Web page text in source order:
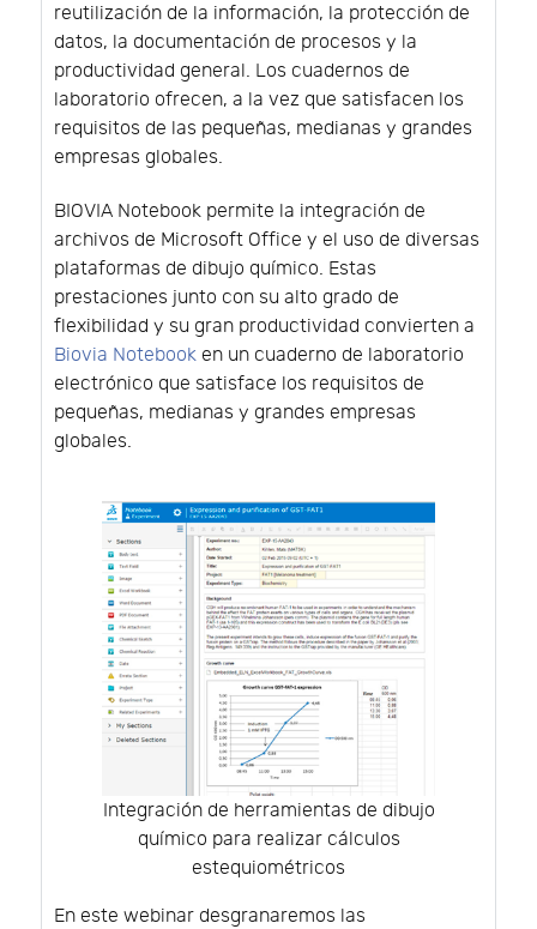
reutilización de la información, la protección de
datos, la documentación de procesos y la
productividad general. Los cuadernos de
laboratorio ofrecen, a la vez que satisfacen los
requisitos de las pequeñas, medianas y grandes
empresas globales.
BIOVIA Notebook permite la integración de
archivos de Microsoft Office y el uso de diversas
plataformas de dibujo químico. Estas
prestaciones junto con su alto grado de
flexibilidad y su gran productividad convierten a
Biovia Notebook en un cuaderno de laboratorio
electrónico que satisface los requisitos de
pequeñas, medianas y grandes empresas
globales.
Integración de herramientas de dibujo
químico para realizar cálculos
estequiométricos
En este webinar desgranaremos las